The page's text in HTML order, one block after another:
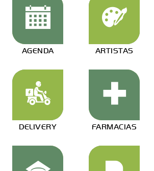
AGENDA ARTISTAS
DELIVERY FARMACIAS